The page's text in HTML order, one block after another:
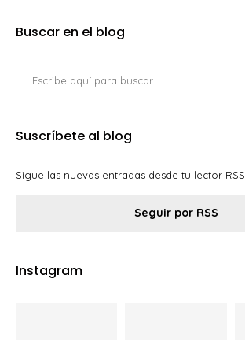
Buscar en el blog
Suscríbete al blog
Sigue las nuevas entradas desde tu lector RSS.
Seguir por RSS
Instagram